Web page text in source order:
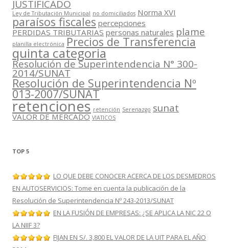
JUSTIFICADO
Ley de Tributación Municipal no domiciliados Norma XVI
paraísos fiscales percepciones
PERDIDAS TRIBUTARIAS personas naturales plame
planilla electrónica Precios de Transferencia
quinta categoria
Resolución de Superintendencia N° 300-
2014/SUNAT
Resolución de Superintendencia Nº
013-2007/SUNAT
retenciones retención Serenazgo sunat
VALOR DE MERCADO VIATICOS
TOP 5
LO QUE DEBE CONOCER ACERCA DE LOS DESMEDROS
EN AUTOSERVICIOS: Tome en cuenta la publicación de la
Resolución de Superintendencia Nº 243-2013/SUNAT
EN LA FUSIÓN DE EMPRESAS: ¿SE APLICA LA NIC 22 O
LA NIIF 3?
FIJAN EN S/. 3,800 EL VALOR DE LA UIT PARA EL AÑO